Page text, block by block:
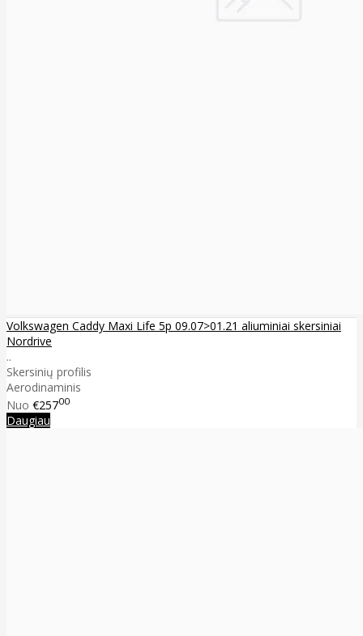
Volkswagen Caddy Maxi Life 5p 09.07>01.21 aliuminiai skersiniai
Nordrive
..
Skersinių profilis
Aerodinaminis
Nuo €25700
Daugiau